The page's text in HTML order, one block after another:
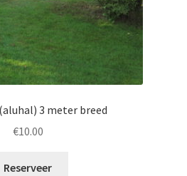
3 meter breed
€10.00
Reserveer